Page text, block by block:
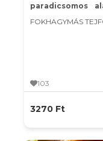
paradicsomos
FOKHAGYMÁS
103
3270 Ft